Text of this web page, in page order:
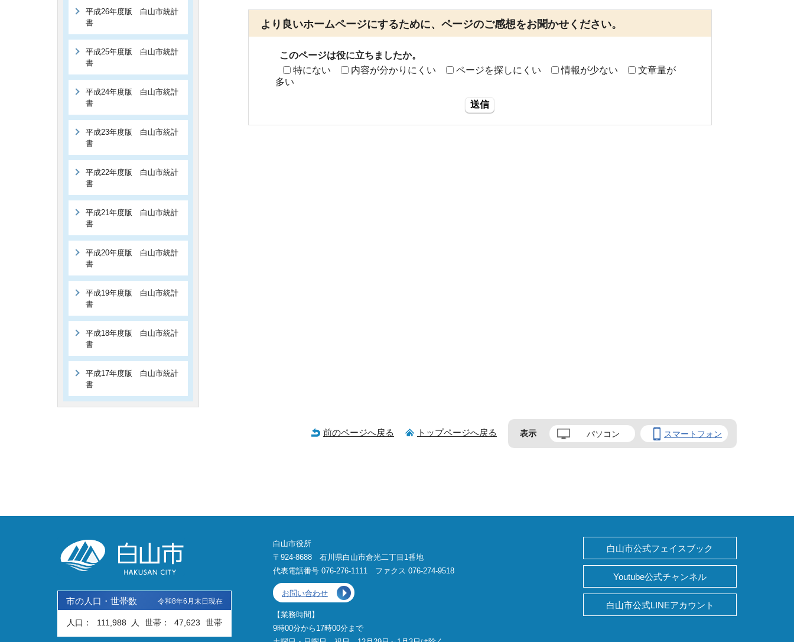
より良いホームページにするために、ページのご感想をお聞かせください。
このページは役に立ちましたか。
特にない
内容が分かりにくい ページを探しにくい 情報が少ない
文章量が
多い
送信
平成26年度版 白山市統計
書
平成25年度版 白山市統計
書
平成24年度版 白山市統計
書
平成23年度版 白山市統計
書
平成22年度版 白山市統計
書
平成21年度版 白山市統計
書
平成20年度版 白山市統計
書
平成19年度版 白山市統計
書
平成18年度版 白山市統計
書
平成17年度版 白山市統計
書
前のページへ戻る トップページへ戻る 表示 パソコン スマートフォン
市の人口・世帯数 令和8年6月末日現在
人口： 111,988 人 世帯： 47,623 世帯
白山市役所
〒924-8688 石川県白山市倉光二丁目1番地
代表電話番号 076-276-1111 ファクス 076-274-9518
お問い合わせ
【業務時間】
9時00分から17時00分まで
白山市公式フェイスブック
Youtube公式チャンネル
白山市公式LINEアカウント